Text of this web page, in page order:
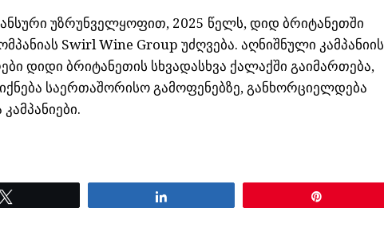
უზრუნველყოფით, 2025 წელს, დიდ ბრიტანეთში
Swirl Wine Group უძღვება. აღნიშნული კამპანიის
დიდი ბრიტანეთის სხვადასხვა ქალაქში გაიმართება,
საერთაშორისო გამოფენებზე, განხორციელდება